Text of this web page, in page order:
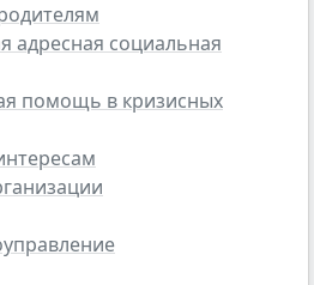
адресная социальная
помощь в кризисных